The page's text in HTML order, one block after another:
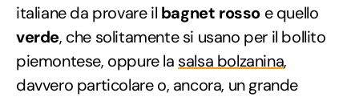
italiane da provare il bagnet rosso e quello
verde, che solitamente si usano per il bollito
piemontese, oppure la salsa bolzanina,
davvero particolare o, ancora, un grande